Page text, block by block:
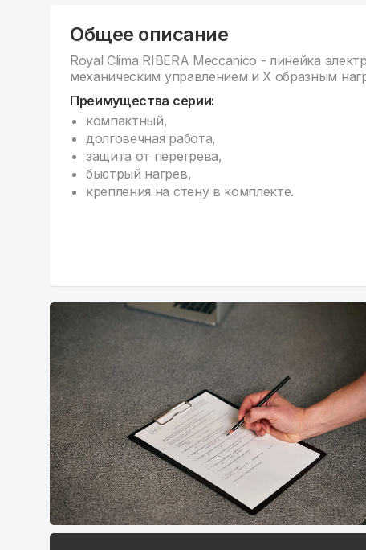
Общее описание
Royal Clima RIBERA Meccanico - линейка
механическим управлением и X образным
Преимущества серии:
компактный,
долговечная работа,
защита от перегрева,
быстрый нагрев,
крепления на стену в комплекте.